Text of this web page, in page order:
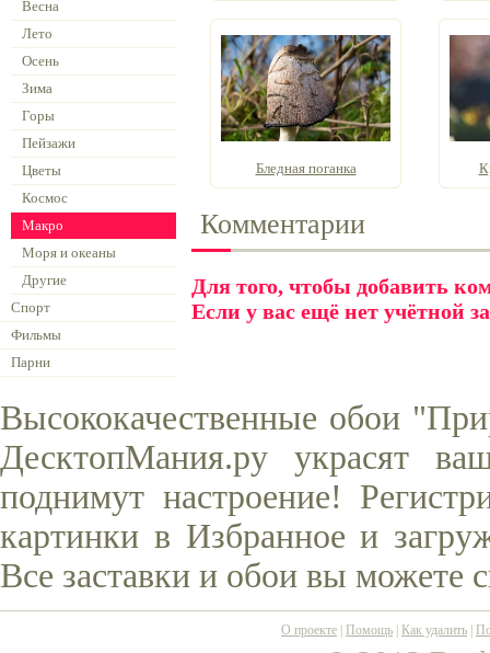
Весна
Лето
Осень
Зима
Горы
Пейзажи
Цветы
Космос
Макро
Моря и океаны
Другие
Спорт
Фильмы
Парни
Бледная поганка
Комментарии
Для того, чтобы добавить
Если у вас ещё нет учётной
Высококачественные обои
ДесктопМания.ру украсят
поднимут настроение!
картинки в Избранное и
Все заставки и обои вы можете
О проекте Помощь Как удалить